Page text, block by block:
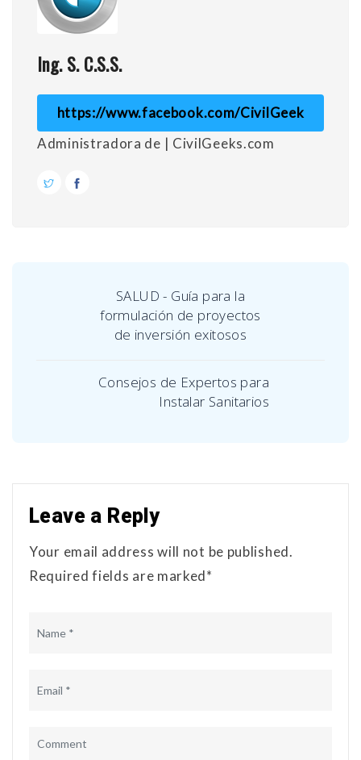
Ing. S. C.S.S.
https://www.facebook.com/CivilGeek
Administradora de | CivilGeeks.com
SALUD - Guía para la
formulación de proyectos
de inversión exitosos
Consejos de Expertos para
Instalar Sanitarios
Leave a Reply
Your email address will not be published.
Required fields are marked*